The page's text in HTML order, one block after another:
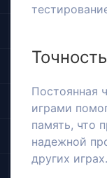
Постоянная
играми
память, что
надежной
других играх.